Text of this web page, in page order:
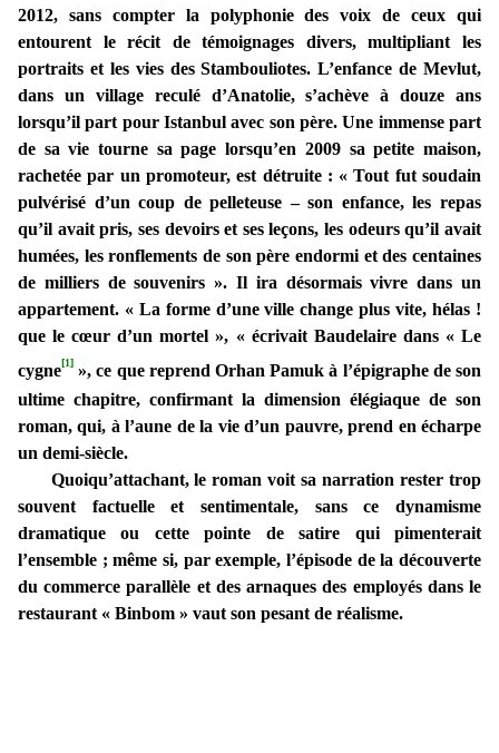
2012, sans compter la polyphonie des voix de ceux qui
entourent le récit de témoignages divers, multipliant les
portraits et les vies des Stambouliotes. L’enfance de Mevlut,
dans un village reculé d’Anatolie, s’achève à douze ans
lorsqu’il part pour Istanbul avec son père. Une immense part
de sa vie tourne sa page lorsqu’en 2009 sa petite maison,
rachetée par un promoteur, est détruite : « Tout fut soudain
pulvérisé d’un coup de pelleteuse – son enfance, les repas
qu’il avait pris, ses devoirs et ses leçons, les odeurs qu’il avait
humées, les ronflements de son père endormi et des centaines
de milliers de souvenirs ». Il ira désormais vivre dans un
appartement. « La forme d’une ville change plus vite, hélas !
que le cœur d’un mortel », « écrivait Baudelaire dans « Le
cygne[1] », ce que reprend Orhan Pamuk à l’épigraphe de son
ultime chapitre, confirmant la dimension élégiaque de son
roman, qui, à l’aune de la vie d’un pauvre, prend en écharpe
un demi-siècle.
Quoiqu’attachant, le roman voit sa narration rester trop
souvent factuelle et sentimentale, sans ce dynamisme
dramatique ou cette pointe de satire qui pimenterait
l’ensemble ; même si, par exemple, l’épisode de la découverte
du commerce parallèle et des arnaques des employés dans le
restaurant « Binbom » vaut son pesant de réalisme.